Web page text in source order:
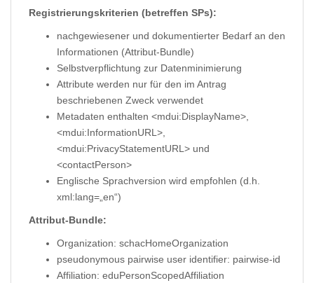
Registrierungskriterien (betreffen SPs):
nachgewiesener und dokumentierter Bedarf an den
Informationen (Attribut-Bundle)
Selbstverpflichtung zur Datenminimierung
Attribute werden nur für den im Antrag
beschriebenen Zweck verwendet
Metadaten enthalten <mdui:DisplayName>,
<mdui:InformationURL>,
<mdui:PrivacyStatementURL> und
<contactPerson>
Englische Sprachversion wird empfohlen (d.h.
xml:lang=„en“)
Attribut-Bundle:
Organization: schacHomeOrganization
pseudonymous pairwise user identifier: pairwise-id
Affiliation: eduPersonScopedAffiliation